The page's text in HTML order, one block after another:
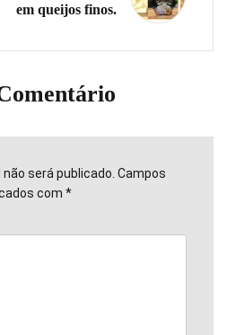
em queijos finos.
será publicado. Campos
com *